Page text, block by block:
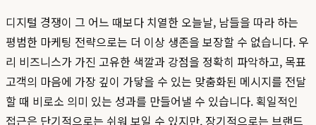
디지털 경쟁이 그 어느 때보다 치열한 오늘날, 남들을 따라 하는
평범한 마케팅 전략으로는 더 이상 생존을 보장할 수 없습니다. 우
리 비즈니스가 가진 고유한 색깔과 강점을 정확히 파악하고, 목표
고객의 마음에 가장 깊이 가닿을 수 있는 맞춤화된 메시지를 전달
할 때 비로소 의미 있는 성과를 만들어낼 수 있습니다. 획일적인
접근은 단기적으로는 쉬워 보일 수 있지만, 장기적으로는 브랜드